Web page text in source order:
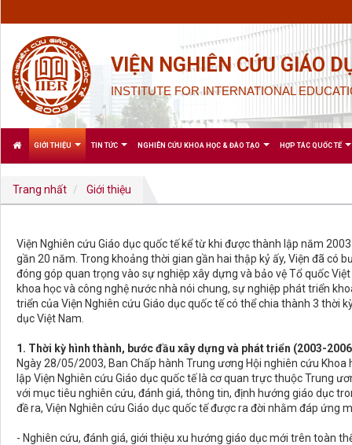
VIỆN NGHIÊN CỨU GIÁO
INSTITUTE FOR INTERNATIONAL
GIỚI THIỆU TIN TỨC NGHIÊN CỨU KHOA HỌC & ĐÀO TẠO HỢP TÁC QUỐC TẾ
Trang nhất Giới thiệu
Viện Nghiên cứu Giáo dục quốc tế kể từ khi được thành lập năm
gần 20 năm. Trong khoảng thời gian gần hai thập kỷ ấy, Viện đã có
đóng góp quan trọng vào sự nghiệp xây dựng và bảo vệ Tổ quốc
khoa học và công nghệ nước nhà nói chung, sự nghiệp phát triển
triển của Viện Nghiên cứu Giáo dục quốc tế có thể chia thành 3 thời
dục Việt Nam.
1. Thời kỳ hình thành, bước đầu xây dựng và phát triển (2003-
Ngày 28/05/2003, Ban Chấp hành Trung ương Hội nghiên cứu
lập Viện Nghiên cứu Giáo dục quốc tế là cơ quan trực thuộc Trung
với mục tiêu nghiên cứu, đánh giá, thông tin, định hướng giáo dục
đề ra, Viện Nghiên cứu Giáo dục quốc tế được ra đời nhằm đáp ứng
- Nghiên cứu, đánh giá, giới thiệu xu hướng giáo dục mới trên toàn